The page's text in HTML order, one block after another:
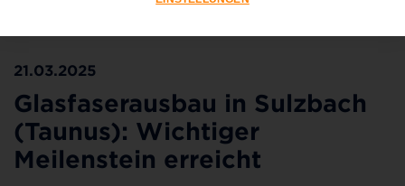
21.03.2025
Glasfaserausbau in Sulzbach
(Taunus): Wichtiger
Meilenstein erreicht